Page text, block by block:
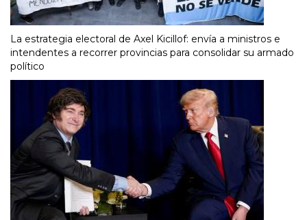
La estrategia electoral de Axel Kicillof: envía a ministros e
intendentes a recorrer provincias para consolidar su armado
político